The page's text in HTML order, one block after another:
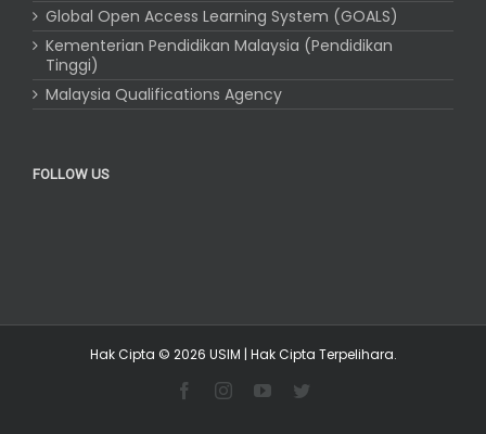
Global Open Access Learning System (GOALS)
Kementerian Pendidikan Malaysia (Pendidikan
Tinggi)
Malaysia Qualifications Agency
FOLLOW US
Hak Cipta © 2026 USIM | Hak Cipta Terpelihara.
facebookinstagram
youtube